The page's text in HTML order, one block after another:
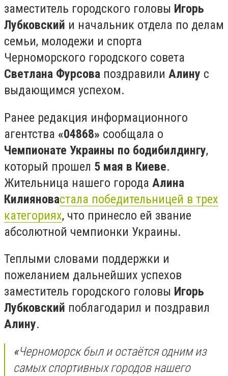
заместитель городского головы Игорь
Лубковский и начальник отдела по делам
семьи, молодежи и спорта
Черноморского городского совета
Светлана Фурсова поздравили Алину с
выдающимся успехом.
Ранее редакция информационного
агентства «04868» сообщала о
Чемпионате Украины по бодибилдингу,
который прошел 5 мая в Киеве.
Жительница нашего города Алина
Килияновастала победительницей в трех
категориях, что принесло ей звание
абсолютной чемпионки Украины.
Теплыми словами поддержки и
пожеланием дальнейших успехов
заместитель городского головы Игорь
Лубковский поблагодарил и поздравил
Алину.
«Черноморск был и остаётся одним из
самых спортивных городов нашего